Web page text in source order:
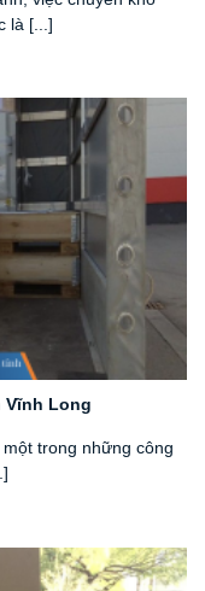
là [...]
Long
trong những công